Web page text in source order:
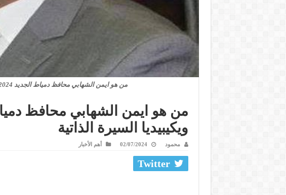
من هو ايمن الشهابي محافظ دمياط الجديد 2024 ويكيبيديا السيرة الذاتية
ويكيبيديا السيرة الذاتية
محمود 02/07/2024 أهم الأخبار
Twitter